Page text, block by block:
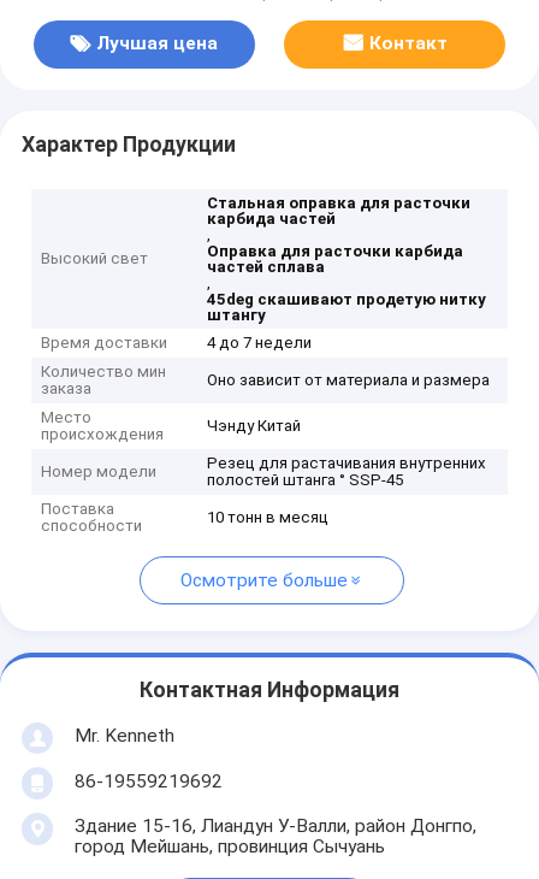
Лучшая цена Контакт
Характер Продукции
Высокий свет
Стальная оправка для расточки
карбида частей
,
Оправка для расточки карбида
частей сплава
,
45deg скашивают продетую нитку
штангу
Время доставки
4 до 7 недели
Количество мин
заказа
Оно зависит от материала и размера
Место
происхождения
Чэнду Китай
Номер модели
Резец для растачивания внутренних
полостей штанга ° SSP-45
Поставка
способности
10 тонн в месяц
Осмотрите больше
Контактная Информация
Mr. Kenneth
86-19559219692
Здание 15-16, Лиандун У-Валли, район Донгпо,
город Мейшань, провинция Сычуань